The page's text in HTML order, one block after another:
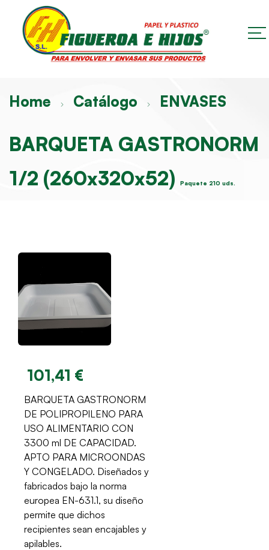
Home Catálogo ENVASES
BARQUETA GASTRONORM
1/2 (260x320x52)
Paquete 210 uds.
101,41 €
BARQUETA GASTRONORM
DE POLIPROPILENO PARA
USO ALIMENTARIO CON
3300 ml DE CAPACIDAD.
APTO PARA MICROONDAS
Y CONGELADO. Diseñados y
fabricados bajo la norma
europea EN-631.1, su diseño
permite que dichos
recipientes sean encajables y
apilables.